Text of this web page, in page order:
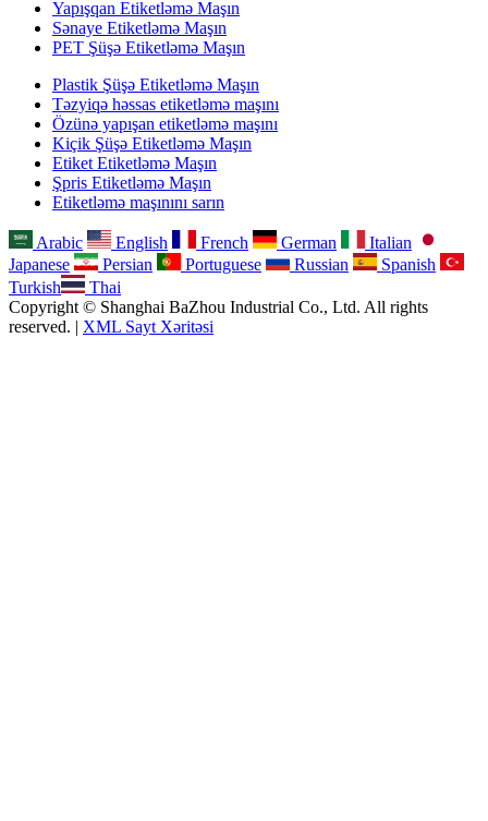
Yapışqan Etiketləmə Maşın
Sənaye Etiketləmə Maşın
PET Şüşə Etiketləmə Maşın
Plastik Şüşə Etiketləmə Maşın
Təzyiqə həssas etiketləmə maşını
Özünə yapışan etiketləmə maşını
Kiçik Şüşə Etiketləmə Maşın
Etiket Etiketləmə Maşın
Şpris Etiketləmə Maşın
Etiketləmə maşınını sarın
Arabic English French German
Italian
Japanese
Persian Portuguese Russian
Spanish
Turkish
Thai
Copyright © Shanghai BaZhou Industrial Co., Ltd. All rights
reserved. | XML Sayt Xəritəsi